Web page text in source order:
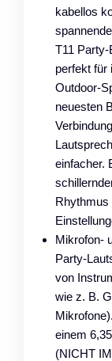
kabellos
T11
perfekt für
Outdoor-
neuesten
einfacher.
Rhythmus
Mikrofon-
Party-
von
wie z. B.
einem
(NICHT